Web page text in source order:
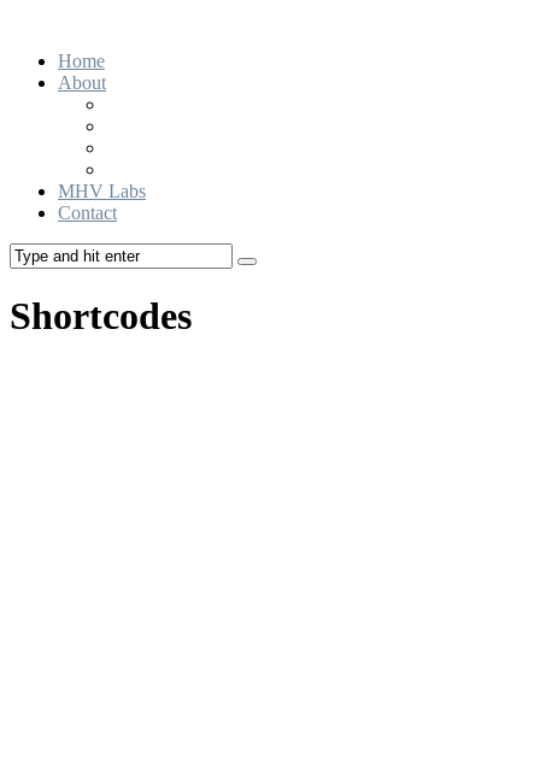
Home
About
MHV Labs
Contact
Shortcodes